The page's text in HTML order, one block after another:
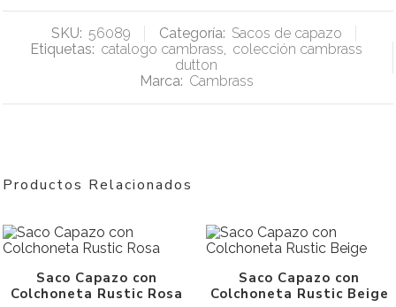
SKU: 56089 Categoría: Sacos de capazo
Etiquetas: catalogo cambrass, colección cambrass
dutton
Marca: Cambrass
Productos Relacionados
Saco Capazo con
Colchoneta Rustic Rosa
Saco Capazo con
Colchoneta Rustic Beige